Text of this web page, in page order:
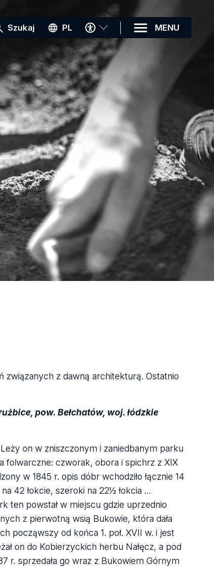
Szukaj PL
MENU
DOSTĘPNOŚCI
MENU
związanych z dawną architekturą. Ostatnio
pow. Bełchatów, woj. łódzkie
on w zniszczonym i zaniedbanym parku
folwarczne: czworak, obora i spichrz z XIX
w 1845 r. opis dóbr wchodziło łącznie 14
42 łokcie, szeroki na 22½ łokcia …
ten powstał w miejscu gdzie uprzednio
z pierwotną wsią Bukowie, która dała
począwszy od końca 1. poł. XVII w. i jest
on do Kobierzyckich herbu Nałęcz, a pod
r. sprzedała go wraz z Bukowiem Górnym